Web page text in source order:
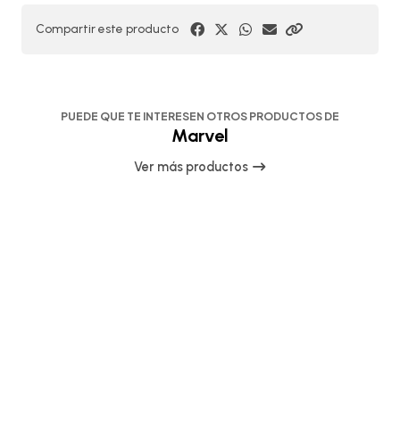
Compartir este producto
PUEDE QUE TE INTERESEN OTROS PRODUCTOS DE
Marvel
Ver más productos